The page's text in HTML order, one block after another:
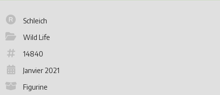
Schleich
Wild Life
14840
Janvier 2021
Figurine